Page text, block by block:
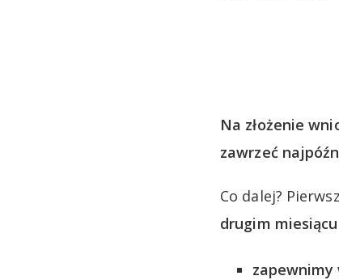
Na złożenie
zawrzeć
Co dalej?
drugim
zapewnimy